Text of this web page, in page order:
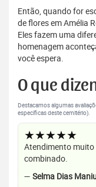
Então, quando for
de flores em Amélia
Eles fazem uma
homenagem
você espera.
O que
Destacamos algumas
específicas deste cemitério).
★★★★★
Atendimento muito
combinado.
— Selma Dias